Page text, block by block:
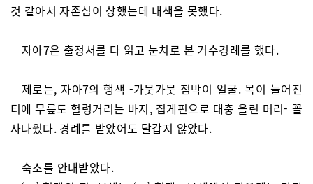
것 같아서 자존심이 상했는데 내색을 못했다.
자아7은 출정서를 다 읽고 눈치로 본 거수경례를 했다.
제로는, 자아7의 행색 -가뭇가뭇 점박이 얼굴. 목이 늘어진
티에 무릎도 헐렁거리는 바지, 집게핀으로 대충 올린 머리- 꼴
사나웠다. 경례를 받았어도 달갑지 않았다.
숙소를 안내받았다.